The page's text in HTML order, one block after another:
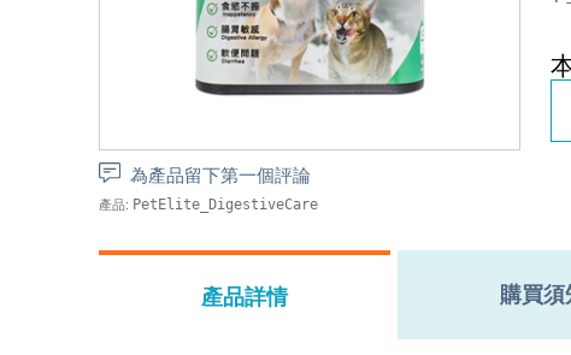
為產品留下第一個評論
產品: PetElite_DigestiveCare
產品詳情 購買須